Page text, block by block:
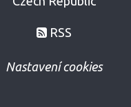
RSS
Nastavení cookies